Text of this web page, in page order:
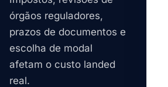
órgãos reguladores,
prazos de documentos e
escolha de modal
afetam o custo landed
real.